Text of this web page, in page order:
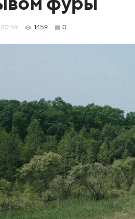
20:59 1459 0